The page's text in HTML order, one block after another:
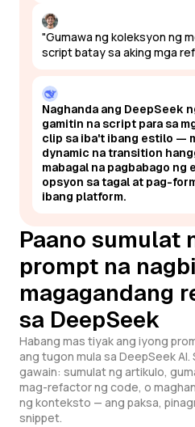
"Gumawa ng koleksyon ng
script batay sa aking mga
Naghanda ang DeepSeek
gamitin na script para sa
clip sa iba't ibang estilo —
dynamic na transition
mabagal na pagbabago ng
opsyon sa tagal at pag-
ibang platform.
Paano sumulat
prompt na
magagandang
sa DeepSeek
Habang mas tiyak ang iyong
ang tugon mula sa DeepSeek
gawain: sumulat ng artikulo,
mag-refactor ng code, o
ng konteksto — ang paksa,
snippet.